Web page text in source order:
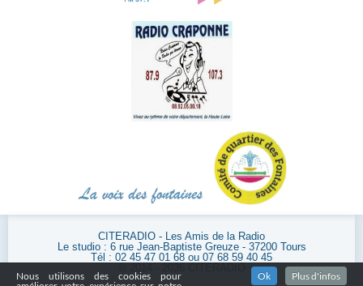
CITERADIO - Les Amis de la Radio
Le studio : 6 rue Jean-Baptiste Greuze - 37200 Tours
Tél : 02 45 47 01 68 ou 07 68 59 40 45
Nous utilisons des cookies pour
Ok Plus d'infos